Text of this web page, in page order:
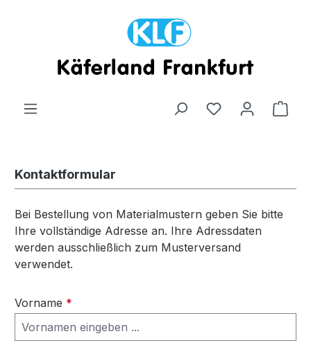
Zum Hauptinhalt springen
Kontaktformular
Bei Bestellung von Materialmustern geben Sie bitte
Ihre vollständige Adresse an. Ihre Adressdaten
werden ausschließlich zum Musterversand
verwendet.
Vorname *